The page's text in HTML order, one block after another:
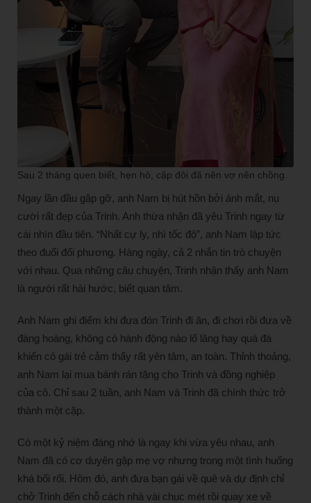
Sau 2 tháng quen biết, hẹn hò, cặp đôi đã nên vợ nên chồng.
Ngay lần đầu gặp gỡ, anh Nam bị hút hồn bởi ánh mắt, nụ
cười rất đẹp của Trinh. Anh thừa nhận đã yêu Trinh ngay từ
cái nhìn đầu tiên. “Nhất cự ly, nhì tốc độ”, anh Nam lập tức
theo đuổi đối phương. Hàng ngày, cả 2 nhắn tin trò chuyện
với nhau. Qua những câu chuyện, Trinh nhận thấy anh Nam
là người rất hài hước, biết quan tâm.
Anh Nam ghi điểm khi đưa đón Trinh đi ăn, đi chơi rồi đưa về
đàng hoàng, không có hành động nào lố lăng hay quá đà
khiến cô gái trẻ cảm thấy rất yên tâm, an toàn. Thỉnh thoảng,
anh Nam lại mua bánh rán tặng cho Trinh và đồng nghiệp
của cô. Chỉ sau 2 tuần, anh Nam và Trinh đã chính thức trở
thành một cặp.
Có một kỷ niệm đáng nhớ là ngay khi vừa yêu nhau, anh
Nam đã có cơ duyên gặp mẹ vợ nhưng trong một tình huống
khá bối rối. Hôm đó, anh đưa bạn gái về quê và dự định chỉ
chở Trinh đến chỗ cách nhà vài chục mét rồi quay xe về